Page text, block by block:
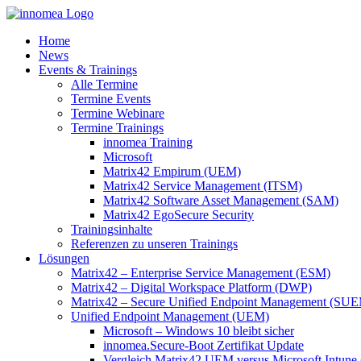
Zum
springenHome
News
Events & Trainings
Alle Termine
Termine Events
Termine Webinare
Termine Trainings
innomea Training
Microsoft
Matrix42 Empirum (UEM)
Matrix42 Service Management (ITSM)
Matrix42 Software Asset Management (SAM)
Matrix42 EgoSecure Security
Trainingsinhalte
Referenzen zu unseren Trainings
Lösungen
Matrix42 – Enterprise Service Management (ESM)
Matrix42 – Digital Workspace Platform (DWP)
Matrix42 – Secure Unified Endpoint Management
Unified Endpoint Management (UEM)
Microsoft – Windows 10 bleibt sicher
innomea.Secure-Boot Zertifikat Update